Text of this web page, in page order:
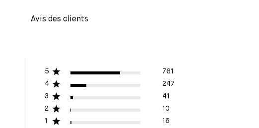
Avis des clients
5
761
4
247
3
41
2
10
1
16